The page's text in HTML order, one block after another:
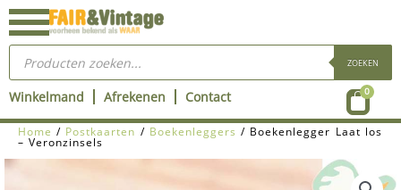
Ga
naar
inhoud
Producten
zoeken ZOEKEN
Winkelmand Afrekenen Contact 0
Home / Postkaarten / Boekenleggers / Boekenlegger Laat los
– Veronzinsels